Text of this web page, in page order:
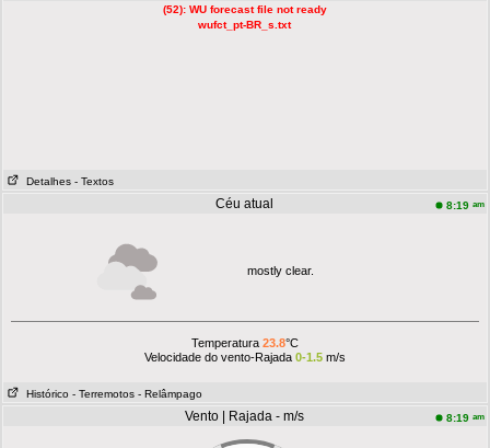
(52): WU forecast file not ready
wufct_pt-BR_s.txt
Detalhes - Textos
Céu atual 8:19 am
mostly clear.
Temperatura 23.8°C
Velocidade do vento-Rajada 0-1.5m/s
Histórico - Terremotos - Relâmpago
Vento | Rajada - m/s 8:19 am